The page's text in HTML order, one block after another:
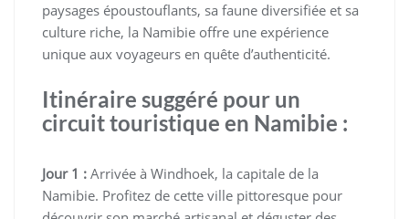
paysages époustouflants, sa faune diversifiée et sa
culture riche, la Namibie offre une expérience
unique aux voyageurs en quête d’authenticité.
Itinéraire suggéré pour un
circuit touristique en Namibie :
Jour 1 : Arrivée à Windhoek, la capitale de la
Namibie. Profitez de cette ville pittoresque pour